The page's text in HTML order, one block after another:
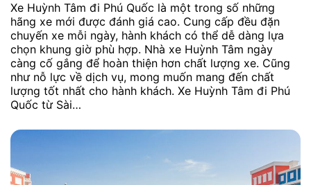
Xe Huỳnh Tâm đi Phú Quốc là một trong số những
hãng xe mới được đánh giá cao. Cung cấp đều đặn
chuyến xe mỗi ngày, hành khách có thể dễ dàng lựa
chọn khung giờ phù hợp. Nhà xe Huỳnh Tâm ngày
càng cố gắng để hoàn thiện hơn chất lượng xe. Cũng
như nỗ lực về dịch vụ, mong muốn mang đến chất
lượng tốt nhất cho hành khách. Xe Huỳnh Tâm đi Phú
Quốc từ Sài…